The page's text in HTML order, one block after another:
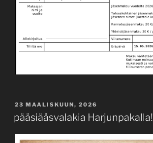
JULKAISTU
23 MAALISKUUN, 2026
pääsiääsvalakia Harjunpakalla!